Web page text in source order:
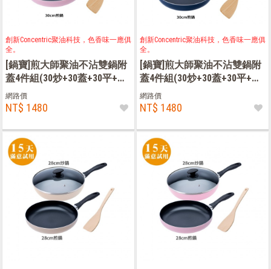
創新Concentric聚油科技，色香味一應俱
全。
[鍋寶]煎大師聚油不沾雙鍋附
蓋4件組(30炒+30蓋+30平+木
鏟)-粉色
網路價
NT$ 1480
創新Concentric聚油科技，色香味一應俱
全。
[鍋寶]煎大師聚油不沾雙鍋附
蓋4件組(30炒+30蓋+30平+木
鏟)-藍色
網路價
NT$ 1480